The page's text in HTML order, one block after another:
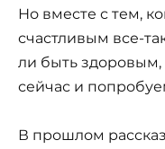
Но вместе с тем,
счастливым все-
ли быть здоровым,
сейчас и
В прошлом